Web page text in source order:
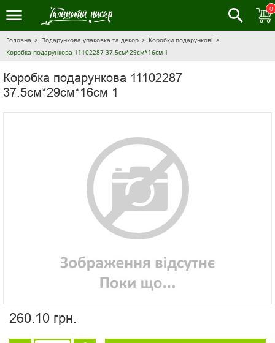
0
Головна Подарункова упаковка та декор
Коробки подарункові
Коробка подарункова 11102287 37.5см*29см*16см 1
Коробка подарункова 11102287
37.5см*29см*16см 1
260.10 грн.